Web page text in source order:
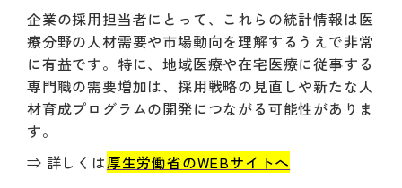
企業の採用担当者にとって、これらの統計情報は医
療分野の人材需要や市場動向を理解するうえで非常
に有益です。特に、地域医療や在宅医療に従事する
専門職の需要増加は、採用戦略の見直しや新たな人
材育成プログラムの開発につながる可能性がありま
す。
⇒ 詳しくは厚生労働省のWEBサイトへ